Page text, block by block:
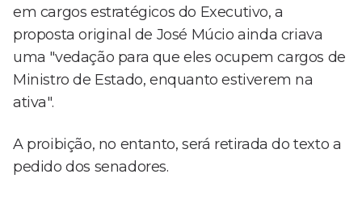
em cargos estratégicos do Executivo, a
proposta original de José Múcio ainda criava
uma "vedação para que eles ocupem cargos de
Ministro de Estado, enquanto estiverem na
ativa".
A proibição, no entanto, será retirada do texto a
pedido dos senadores.